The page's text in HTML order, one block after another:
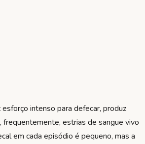
intenso para defecar, produz
estrias de sangue vivo
em cada episódio é pequeno, mas a